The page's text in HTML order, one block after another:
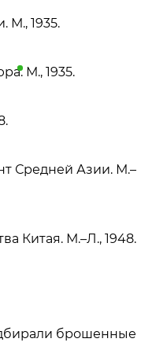
М., 1935.
. М., 1935.
Средней Азии. М.–
Китая. М.–Л., 1948.
брошенные